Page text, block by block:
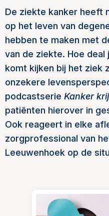
De ziekte kanker heeft
op het leven van
hebben te maken met
van de ziekte. Hoe
komt kijken bij het ziek
onzekere
podcastserie Kanker
patiënten hierover in
Ook reageert in elke
zorgprofessional van
Leeuwenhoek op de